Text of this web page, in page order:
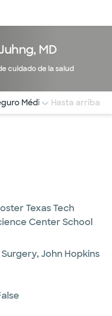
MD
cuidado de la salud
saltar rápidamente a
Médico COMENTARIOS
Hasta arriba
Texas Tech
Center School
John Hopkins